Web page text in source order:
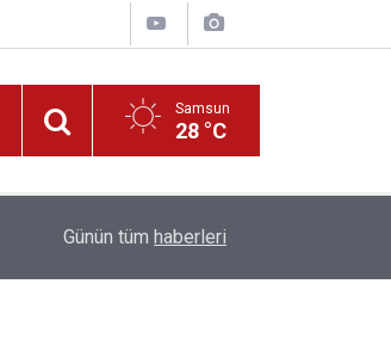
Samsun
28 °C
Fahiş fiyatlar nedeniyle işletmelere 101 milyon
Günün tüm haberleri